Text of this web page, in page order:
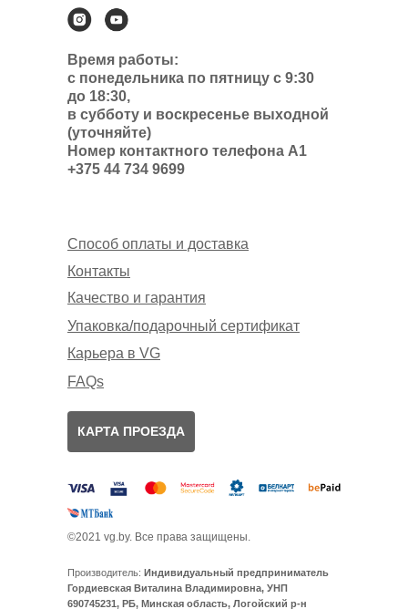
Время работы:
с понедельника по пятницу с 9:30
до 18:30,
в субботу и воскресенье выходной
(уточняйте)
Номер контактного телефона А1
+375 44 734 9699
Производитель: Индивидуальный предприниматель
Гордиевская Виталина Владимировна, УНП
690745231, РБ, Минская область, Логойский р-н
Способ оплаты и доставка
Контакты
КАРТА ПРОЕЗДА
Упаковка/подарочный сертификат
FAQs
Карьера в VG
©2021 vg.by. Все права защищены.
Качество и гарантия